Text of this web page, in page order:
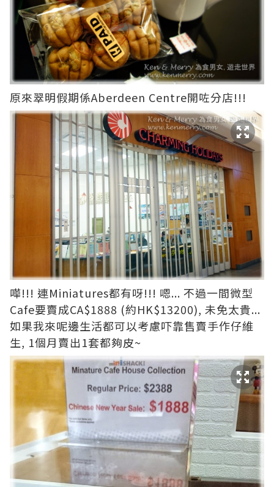
原來翠明假期係Aberdeen Centre開咗分店!!!
嘩!!! 連Miniatures都有呀!!! 嗯... 不過一間微型
Cafe要賣成CA$1888 (約HK$13200), 未免太貴...
如果我來呢邊生活都可以考慮吓靠售賣手作仔維
生, 1個月賣出1套都夠皮~